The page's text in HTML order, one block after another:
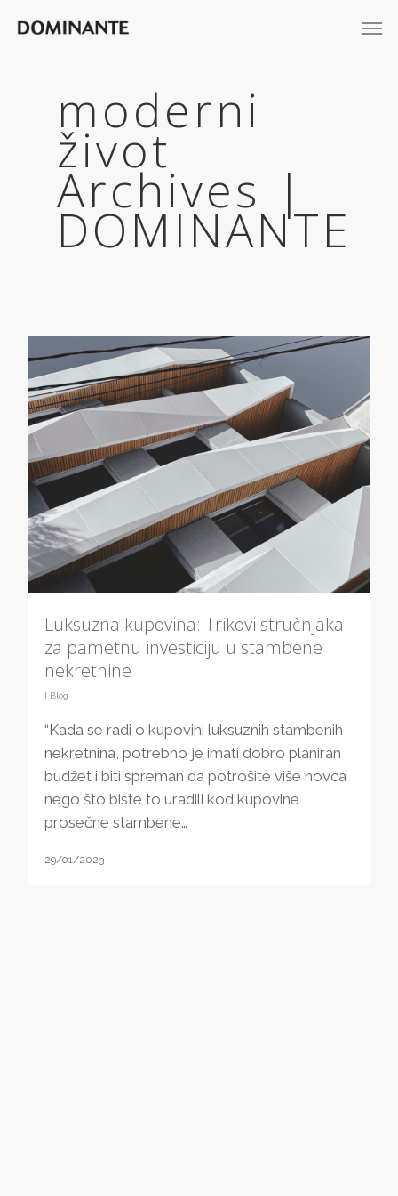
moderni
život
Archives |
DOMINANTE
Luksuzna kupovina: Trikovi stručnjaka
za pametnu investiciju u stambene
nekretnine
| Blog
“Kada se radi o kupovini luksuznih stambenih
nekretnina, potrebno je imati dobro planiran
budžet i biti spreman da potrošite više novca
nego što biste to uradili kod kupovine
prosečne stambene…
29/01/2023